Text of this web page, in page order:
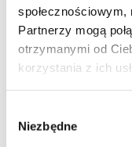
Partnerzy mogą
otrzymanymi od
korzystania z ich
zgody
Niezbędne
WINDOWS
Securing
WINDOWS